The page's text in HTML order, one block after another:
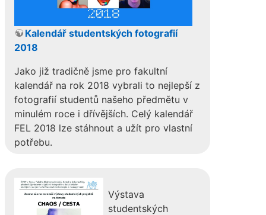
Kalendář studentských fotografií
2018
Jako již tradičně jsme pro fakultní
kalendář na rok 2018 vybrali to nejlepší z
fotografií studentů našeho předmětu v
minulém roce i dřívějších. Celý kalendář
FEL 2018 lze stáhnout a užít pro vlastní
potřebu.
Výstava
studentských